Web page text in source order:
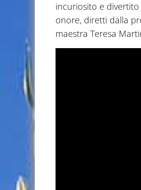
incuriosito e divertito
onore, diretti dalla
maestra Teresa